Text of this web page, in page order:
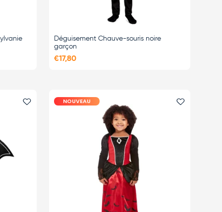
Déguisement Chauve-souris noire
garçon
€17,80
Ajouter le favori
NOUVEAU